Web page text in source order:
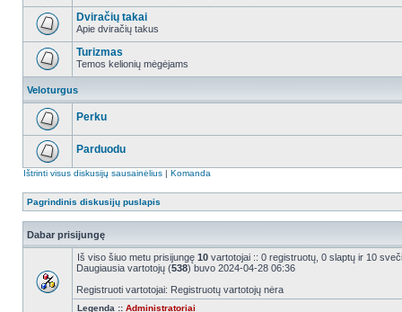
Dviračių takai
Apie dviračių takus
Turizmas
Temos kelionių mėgėjams
Veloturgus
Perku
Parduodu
Ištrinti visus diskusijų sausainėlius | Komanda
Pagrindinis diskusijų puslapis
Dabar prisijungę
Iš viso šiuo metu prisijungę 10 vartotojai :: 0 registruotų, 0 slaptų ir 10
Daugiausia vartotojų (538) buvo 2024-04-28 06:36
Registruoti vartotojai: Registruotų vartotojų nėra
Legenda :: Administratoriai